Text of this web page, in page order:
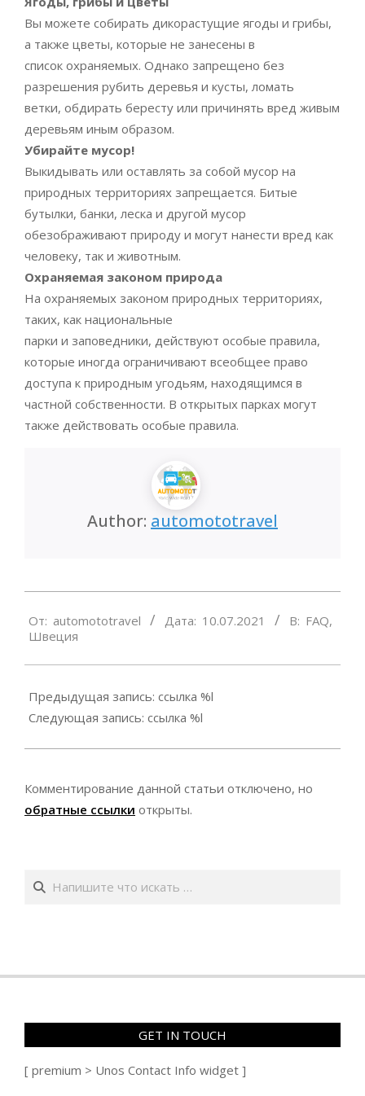
Вы можете собирать дикорастущие ягоды и грибы,
а также цветы, которые не занесены в
список охраняемых. Однако запрещено без
разрешения рубить деревья и кусты, ломать
ветки, обдирать бересту или причинять вред живым
деревьям иным образом.
Убирайте мусор!
Выкидывать или оставлять за собой мусор на
природных территориях запрещается. Битые
бутылки, банки, леска и другой мусор
обезображивают природу и могут нанести вред как
человеку, так и животным.
Охраняемая законом природа
На охраняемых законом природных территориях,
таких, как национальные
парки и заповедники, действуют особые правила,
которые иногда ограничивают всеобщее право
доступа к природным угодьям, находящимся в
частной собственности. В открытых парках могут
также действовать особые правила.
Author: automototravel
07-
10
От: automototravel Дата: 10.07.2021 В: FAQ,
Швеция
Предыдущая запись: ссылка %l
Следующая запись: ссылка %l
Комментирование данной статьи отключено, но
обратные ссылки открыты.
Поиск
GET IN TOUCH
[ premium > Unos Contact Info widget ]